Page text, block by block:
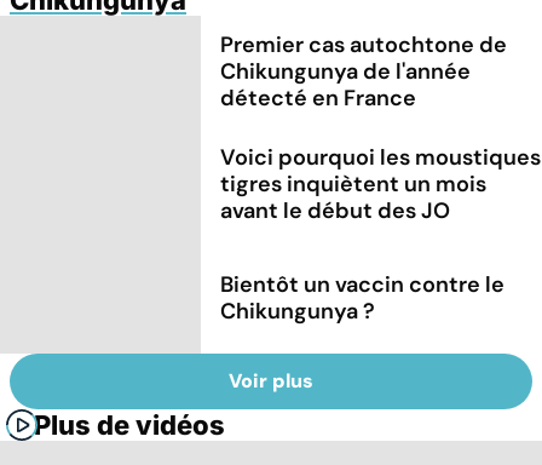
Premier cas autochtone de
Chikungunya de l'année
détecté en France
Voici pourquoi les moustiques
tigres inquiètent un mois
avant le début des JO
Bientôt un vaccin contre le
Chikungunya ?
Voir plus
Plus de vidéos